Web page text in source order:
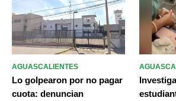
AGUASCALIENTES
Lo golpearon por no pagar
cuota: denuncian